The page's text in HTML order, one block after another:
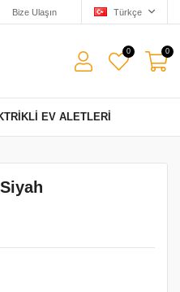
Bize Ulaşın Türkçe
0 0
EV ALETLERI